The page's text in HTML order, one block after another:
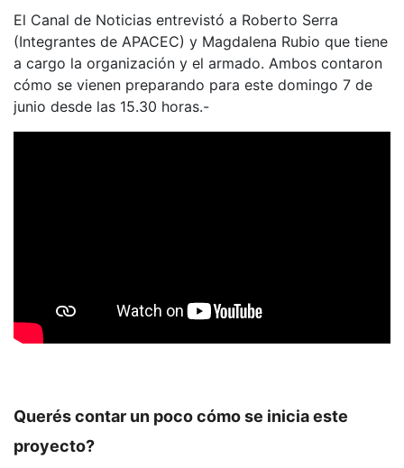
El Canal de Noticias entrevistó a Roberto Serra
(Integrantes de APACEC) y Magdalena Rubio que tiene
a cargo la organización y el armado. Ambos contaron
cómo se vienen preparando para este domingo 7 de
junio desde las 15.30 horas.-
Querés contar un poco cómo se inicia este
proyecto?